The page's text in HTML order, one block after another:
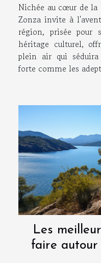
Nichée au cœur de la
Zonza invite à
région, prisée pour
héritage culturel,
plein air qui séduira
forte comme les
Les
faire autour